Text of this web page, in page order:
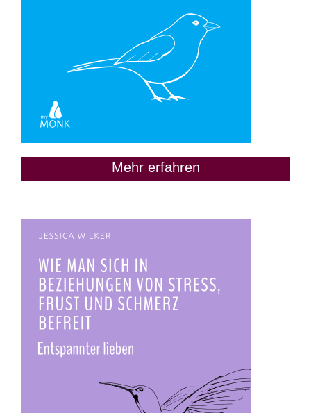
Mehr erfahren